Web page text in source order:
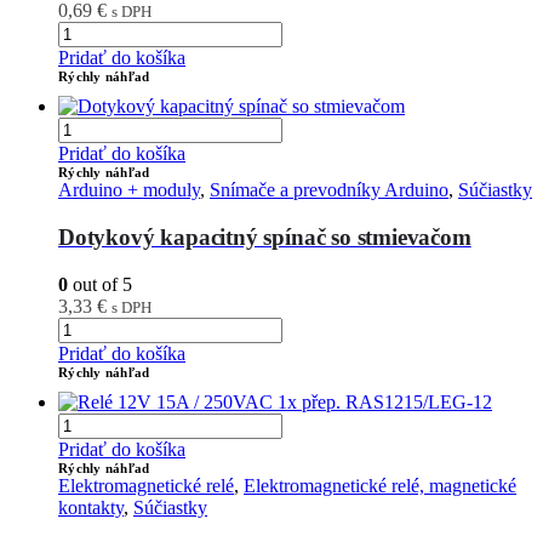
0,69 € s DPH
Pridať do košíka
Rýchly náhľad
Pridať do košíka
Rýchly náhľad
Arduino + moduly, Snímače a prevodníky Arduino, Súčiastky
Dotykový kapacitný spínač so stmievačom
0 out of 5
3,33 € s DPH
Pridať do košíka
Rýchly náhľad
Pridať do košíka
Rýchly náhľad
Elektromagnetické relé, Elektromagnetické relé, magnetické
kontakty, Súčiastky